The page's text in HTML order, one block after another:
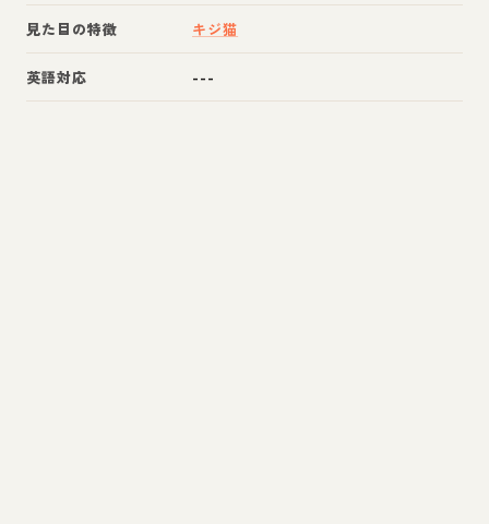
見た目の特徴 キジ猫
英語対応 ---